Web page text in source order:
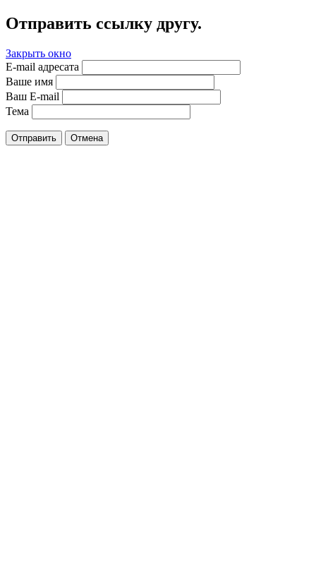
Отправить ссылку другу.
Закрыть окно
E-mail адресата
Ваше имя
Ваш E-mail
Тема
Отправить Отмена